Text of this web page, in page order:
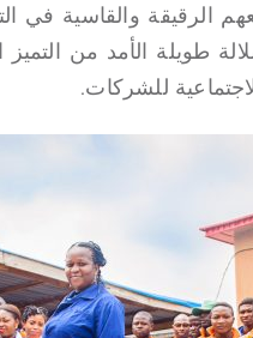
الرقيقة والقاسية في
طويلة الأمد من
للشركات.